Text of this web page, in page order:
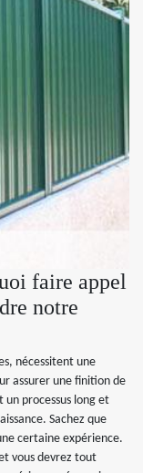
faire appel
notre
nécessitent une
assurer une finition de
processus long et
Sachez que
certaine expérience.
vous devrez tout